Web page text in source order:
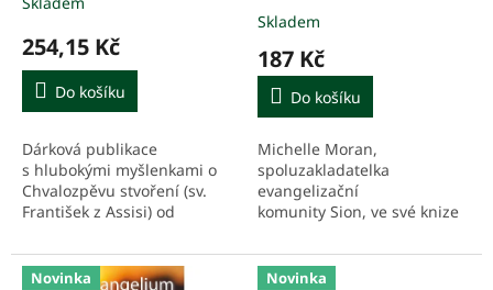
Průměrné
produktu
je
5,0
z
hvězdiček.
254,15 Kč
Do košíku
Dárková publikace
s hlubokými myšlenkami o
Chvalozpěvu stvoření (sv.
František z Assisi) od
literatury Éloie Leclerca
v nádherném...
Skladem
187 Kč
Do košíku
Michelle Moran,
spoluzakladatelka
evangelizační
komunity Sion, ve své knize
podnětů k evangelizaci,
a navíc i velké povzbuzení,...
Novinka Novinka